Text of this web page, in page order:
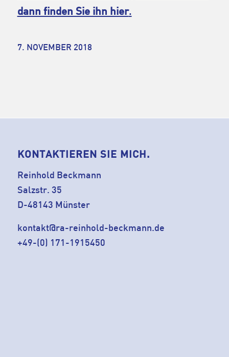
dann finden Sie ihn hier.
7. NOVEMBER 2018
KONTAKTIEREN SIE MICH.
Reinhold Beckmann
Salzstr. 35
D-48143 Münster
kontakt@ra-reinhold-beckmann.de
+49-(0) 171-1915450